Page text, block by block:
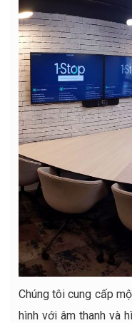
Chúng tôi cung cấp
hình với âm thanh và